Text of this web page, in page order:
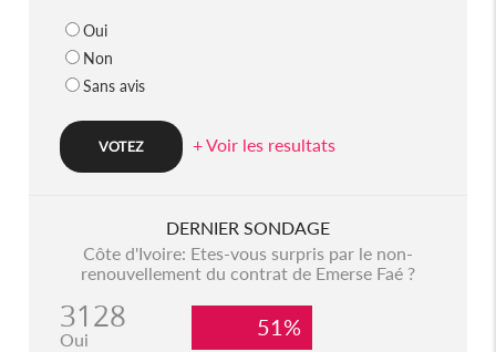
Oui
Non
Sans avis
+ Voir les resultats
DERNIER SONDAGE
Côte d'Ivoire: Etes-vous surpris par le non-
renouvellement du contrat de Emerse Faé ?
3128
Oui 51%